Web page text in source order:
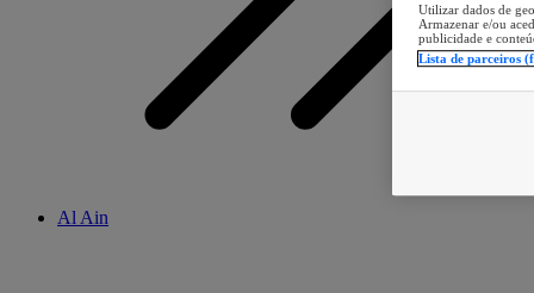
Al Ain
Utilizar dados de
Armazenar e/ou
publicidade e
Lista de parceiros